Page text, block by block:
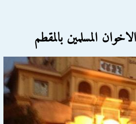
المسلمين بالمقطم